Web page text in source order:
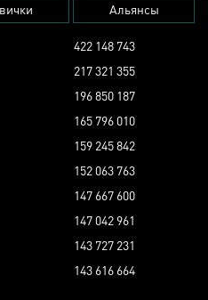
Альянсы
422 148 743
217 321 355
196 850 187
165 796 010
159 245 842
152 063 763
147 667 600
147 042 961
143 727 231
143 616 664